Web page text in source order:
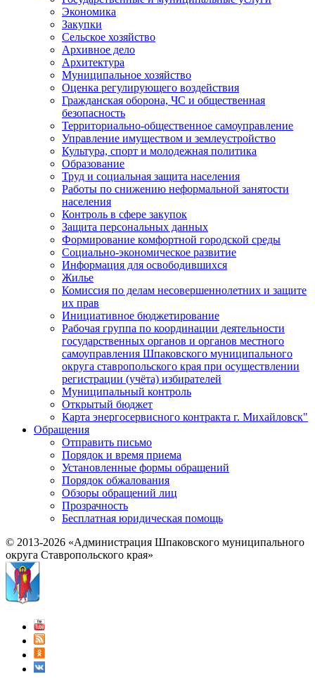
Экономика
Закупки
Сельское хозяйство
Архивное дело
Архитектура
Муниципальное хозяйство
Оценка регулирующего воздействия
Гражданская оборона, ЧС и общественная
безопасность
Территориально-общественное самоуправление
Управление имуществом и землеустройство
Культура, спорт и молодежная политика
Образование
Труд и социальная защита населения
Работы по снижению неформальной занятости
населения
Контроль в сфере закупок
Защита персональных данных
Формирование комфортной городской среды
Социально-экономическое развитие
Информация для освободившихся
Жилье
Комиссия по делам несовершеннолетних и защите
их прав
Инициативное бюджетирование
Рабочая группа по координации деятельности
государственных органов и органов местного
самоуправления Шпаковского муниципального
округа ставропольского края при осуществлении
регистрации (учёта) избирателей
Муниципальный контроль
Открытый бюджет
Карта энергосервисного контракта г. Михайловск"
Обращения
Отправить письмо
Порядок и время приема
Установленные формы обращений
Порядок обжалования
Обзоры обращений лиц
Прозрачность
Бесплатная юридическая помощь
© 2013-2026 «Администрация Шпаковского муниципального
округа Ставропольского края»